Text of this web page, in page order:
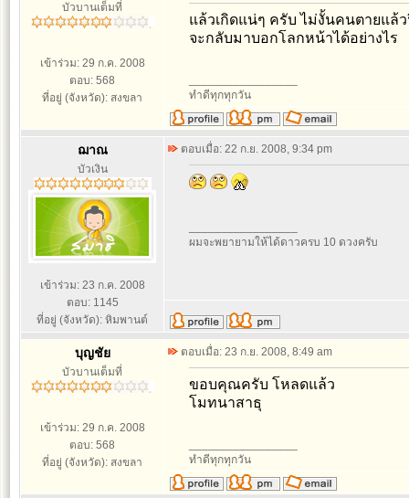
บัวบานเต็มที่
เข้าร่วม: 29 ก.ค. 2008
ตอบ: 568
ที่อยู่ (จังหวัด): สงขลา
แล้วเกิดแน่ๆ ครับ ไม่งั้นคนตายแล้
จะกลับมาบอกโลกหน้าได้อย่างไร
ทำดีทุกทุกวัน
ฌาณ
บัวเงิน
เข้าร่วม: 23 ก.ค. 2008
ตอบ: 1145
ที่อยู่ (จังหวัด): หิมพานต์
ตอบเมื่อ: 22 ก.ย. 2008, 9:34 pm
ผมจะพยายามให้ได้ดาวครบ 10 ดวงครับ
บุญชัย
บัวบานเต็มที่
เข้าร่วม: 29 ก.ค. 2008
ตอบ: 568
ที่อยู่ (จังหวัด): สงขลา
ตอบเมื่อ: 23 ก.ย. 2008, 8:49 am
ขอบคุณครับ โหลดแล้ว
โมทนาสาธุ
ทำดีทุกทุกวัน